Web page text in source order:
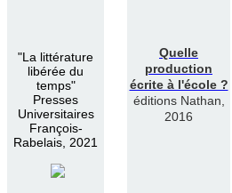
"La littérature
libérée du
temps"
Presses
Universitaires
François-
Rabelais, 2021
Quelle
production
écrite à l'école ?
éditions Nathan,
2016